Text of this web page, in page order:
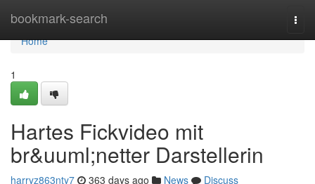
bookmark-search
Home
Home
1
Hartes Fickvideo mit
br&uuml;netter Darstellerin
harryz863nty7 363 days ago News
Discuss